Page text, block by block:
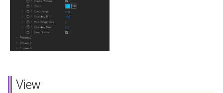
Color
Color Range
Boundary Blur
Blur Repeat Num
View